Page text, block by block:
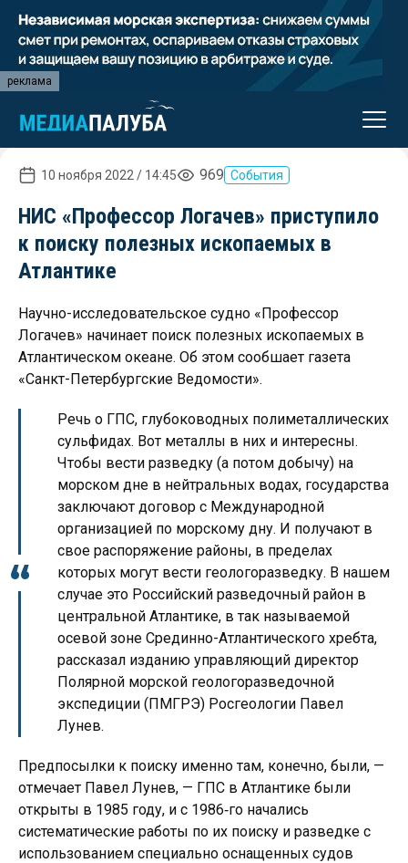
реклама
10 ноября 2022 / 14:45 969 События
НИС «Профессор Логачев» приступило
к поиску полезных ископаемых в
Атлантике
Научно-исследовательское судно «Профессор
Логачев» начинает поиск полезных ископаемых в
Атлантическом океане. Об этом сообшает газета
«Санкт-Петербургские Ведомости».
Речь о ГПС, глубоководных полиметаллических
сульфидах. Вот металлы в них и интересны.
Чтобы вести разведку (а потом добычу) на
морском дне в нейтральных водах, государства
заключают договор с Международной
организацией по морскому дну. И получают в
свое распоряжение районы, в пределах
которых могут вести геологоразведку. В нашем
случае это Российский разведочный район в
центральной Атлантике, в так называемой
осевой зоне Срединно-Атлантического хребта,
рассказал изданию управляющий директор
Полярной морской геологоразведочной
экспедиции (ПМГРЭ) Росгеологии Павел
Лунев.
Предпосылки к поиску именно там, конечно, были, —
отмечает Павел Лунев, — ГПС в Атлантике были
открыты в 1985 году, и с 1986‑го начались
систематические работы по их поиску и разведке с
использованием специально оснащенных судов